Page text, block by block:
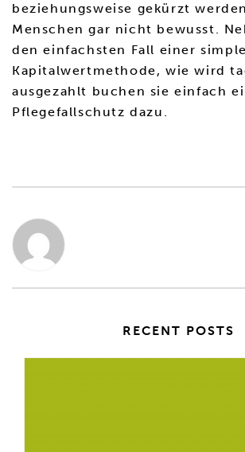
beziehungsweise gekürzt
Menschen gar nicht bewusst.
den einfachsten Fall einer
Kapitalwertmethode, wie wird
ausgezahlt buchen sie einfach
Pflegefallschutz dazu.
RECENT POSTS